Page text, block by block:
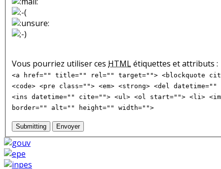
Vous pourriez utiliser ces HTMLétiquettes et attributs :
<a href="" title="" rel="" target=""> <blockquote
<code> <pre class=""> <em> <strong> <del
<ins datetime="" cite=""> <ul> <ol start=""> <li>
border="" alt="" height="" width="">
Submitting Envoyer